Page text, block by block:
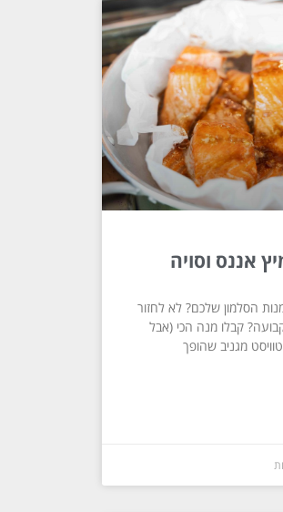
אננס וסויה
הסלמון שלכם? לא לחזור
קבלו מנה הכי (אבל
מגניב שהופך